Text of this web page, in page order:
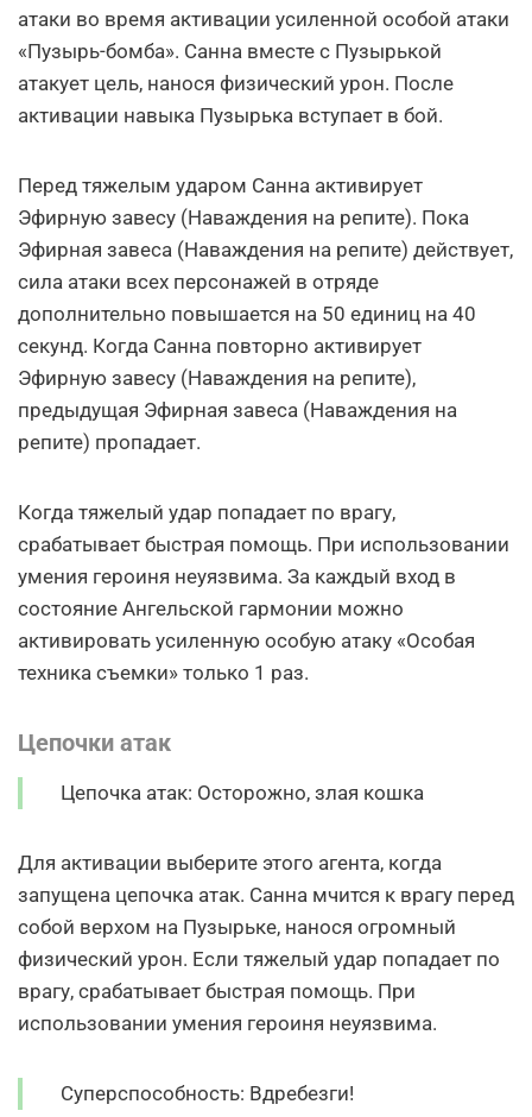
атаки во время активации усиленной особой атаки
«Пузырь-бомба». Санна вместе с Пузырькой
атакует цель, нанося физический урон. После
активации навыка Пузырька вступает в бой.
Перед тяжелым ударом Санна активирует
Эфирную завесу (Наваждения на репите). Пока
Эфирная завеса (Наваждения на репите) действует,
сила атаки всех персонажей в отряде
дополнительно повышается на 50 единиц на 40
секунд. Когда Санна повторно активирует
Эфирную завесу (Наваждения на репите),
предыдущая Эфирная завеса (Наваждения на
репите) пропадает.
Когда тяжелый удар попадает по врагу,
срабатывает быстрая помощь. При использовании
умения героиня неуязвима. За каждый вход в
состояние Ангельской гармонии можно
активировать усиленную особую атаку «Особая
техника съемки» только 1 раз.
Цепочки атак
Цепочка атак: Осторожно, злая кошка
Для активации выберите этого агента, когда
запущена цепочка атак. Санна мчится к врагу перед
собой верхом на Пузырьке, нанося огромный
физический урон. Если тяжелый удар попадает по
врагу, срабатывает быстрая помощь. При
использовании умения героиня неуязвима.
Суперспособность: Вдребезги!